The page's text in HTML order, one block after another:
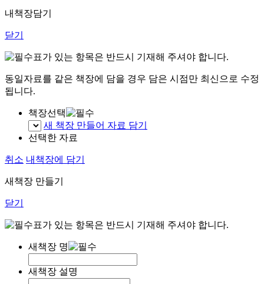
내책장담기
닫기
표가 있는 항목은 반드시 기재해 주셔야 합니다.
동일자료를 같은 책장에 담을 경우 담은 시점만 최신으로 수정
됩니다.
책장선택
새 책장 만들어 자료 담기
선택한 자료
취소 내책장에 담기
새책장 만들기
닫기
표가 있는 항목은 반드시 기재해 주셔야 합니다.
새책장 명
새책장 설명